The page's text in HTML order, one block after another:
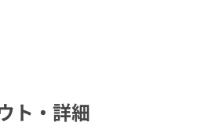
ト・詳細